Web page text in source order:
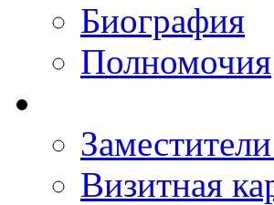
Биография
Полномочия
Визитная